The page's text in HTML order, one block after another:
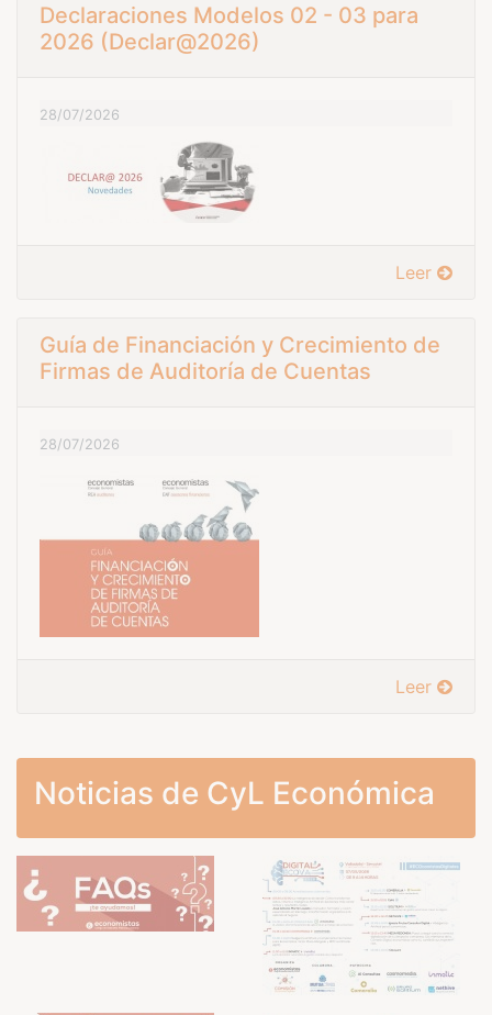
Declaraciones Modelos 02 - 03 para
2026 (Declar@2026)
28/07/2026
Leer
Guía de Financiación y Crecimiento de
Firmas de Auditoría de Cuentas
28/07/2026
Leer
Noticias de CyL Económica